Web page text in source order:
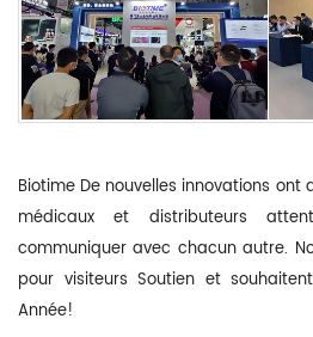
Biotime De nouvelles innovations
médicaux et distributeurs
communiquer avec chacun autre.
pour visiteurs Soutien et
Année!